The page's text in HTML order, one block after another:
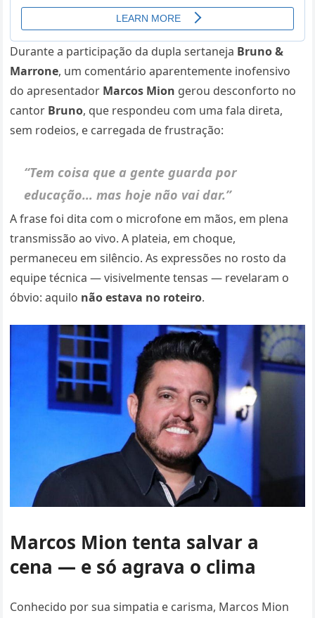
Durante a participação da dupla sertaneja Bruno &
Marrone, um comentário aparentemente inofensivo
do apresentador Marcos Mion gerou desconforto no
cantor Bruno, que respondeu com uma fala direta,
sem rodeios, e carregada de frustração:
“Tem coisa que a gente guarda por
educação… mas hoje não vai dar.”
A frase foi dita com o microfone em mãos, em plena
transmissão ao vivo. A plateia, em choque,
permaneceu em silêncio. As expressões no rosto da
equipe técnica — visivelmente tensas — revelaram o
óbvio: aquilo não estava no roteiro.
Marcos Mion tenta salvar a
cena — e só agrava o clima
Conhecido por sua simpatia e carisma, Marcos Mion